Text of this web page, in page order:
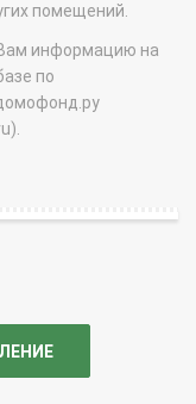
помещений.
информацию на
по